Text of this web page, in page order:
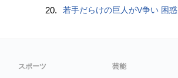
20. 若手だらけの巨人がV争い 困惑
スポーツ 芸能